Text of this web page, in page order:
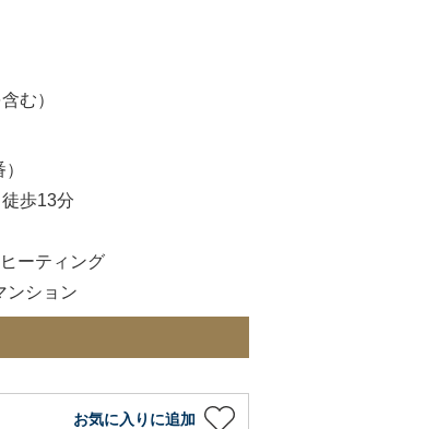
む）
歩13分
ーティング
ション
お気に入りに追加